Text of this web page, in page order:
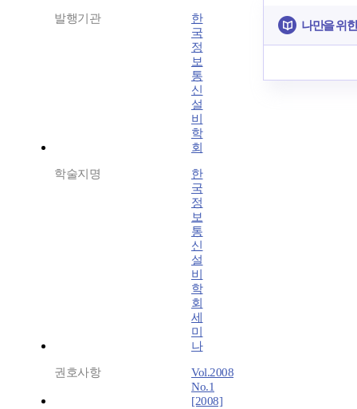
발행기관
한
국
정
보
통
신
설
비
학
회
학술지명
한
국
정
보
통
신
설
비
학
회
세
미
나
권호사항
Vol.2008
No.1
[2008]
나만을 위